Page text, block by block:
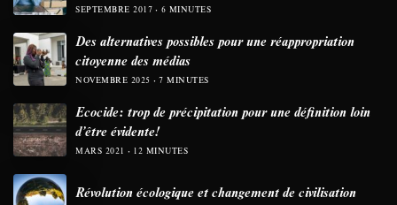
SEPTEMBRE 2017 6 MINUTES
Des alternatives possibles pour une réappropriation
citoyenne des médias
NOVEMBRE 2025 7 MINUTES
Ecocide: trop de précipitation pour une définition loin
d’être évidente!
MARS 2021 12 MINUTES
Révolution écologique et changement de civilisation